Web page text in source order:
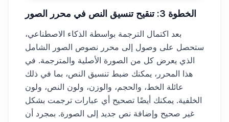
الخطوة 3: تنقيح تنسيق النص في محرر الصور
بعد اكتمال الترجمة بواسطة الذكاء الاصطناعي،
ستحصل على وصول إلى محرر نصوص الصور الشامل
الذي يعرض كل من الصورة الأصلية والمترجمة. في
هذا المحرر، يمكنك ضبط تنسيق النص، بما في ذلك
عائلة الخط، والحجم، والوزن، ولون النص، ولون
الخلفية. يمكنك أيضًا تصحيح أي عبارات ترجمت بشكل
غير صحيح وإضافة نص جديد إلى الصورة. بمجرد أن